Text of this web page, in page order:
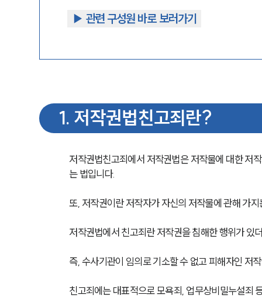
▶︎ 관련 구성원 바로 보러가기
1. 저작권법친고죄란?
저작권법친고죄에서 저작권법은 저작물에 대한 저
는 법입니다.
또, 저작권이란 저작자가 자신의 저작물에 관해 가지
저작권법에서 친고죄란 저작권을 침해한 행위가 있
즉, 수사기관이 임의로 기소할 수 없고 피해자인 저
친고죄에는 대표적으로 모욕죄, 업무상비밀누설죄